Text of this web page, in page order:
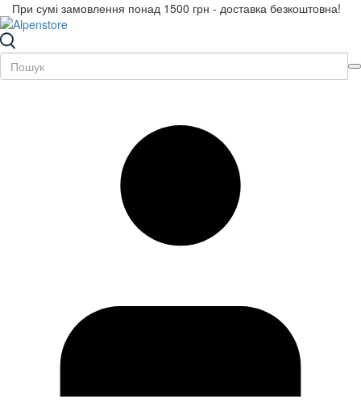
При сумі замовлення понад 1500 грн - доставка безкоштовна!